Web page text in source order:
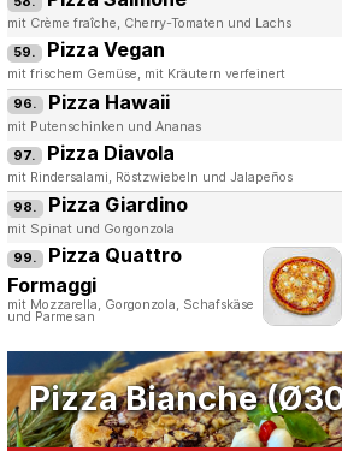
mit Crème fraîche, Cherry-Tomaten und Lachs
59. Pizza Vegan
mit frischem Gemüse, mit Kräutern verfeinert
96. Pizza Hawaii
mit Putenschinken und Ananas
97. Pizza Diavola
mit Rindersalami, Röstzwiebeln und Jalapeños
98. Pizza Giardino
mit Spinat und Gorgonzola
99. Pizza Quattro
Formaggi
mit Mozzarella, Gorgonzola, Schafskäse
und Parmesan
Pizza Bianche